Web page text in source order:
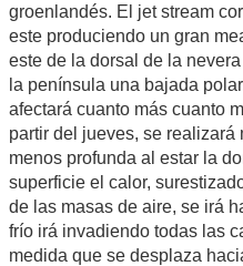
groenlandés. El jet stream
este produciendo un gran
este de la dorsal de la
la península una bajada
afectará cuanto más cuanto
partir del jueves, se realizará
menos profunda al estar la
superficie el calor,
de las masas de aire, se irá
frío irá invadiendo todas las
medida que se desplaza